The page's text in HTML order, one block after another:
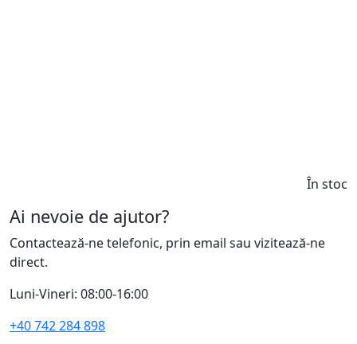
În stoc
Ai nevoie de ajutor?
Contactează-ne telefonic, prin email sau vizitează-ne
direct.
Luni-Vineri: 08:00-16:00
+40 742 284 898